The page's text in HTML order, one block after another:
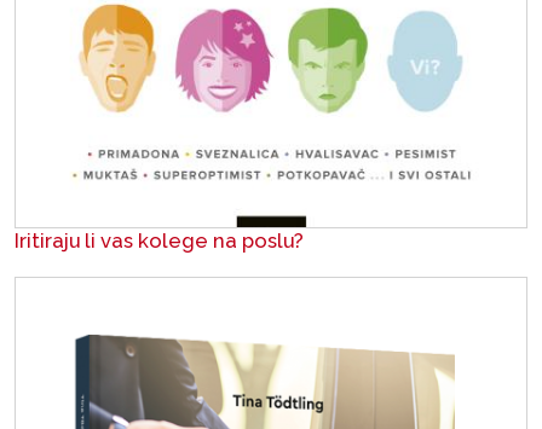
Iritiraju li vas kolege na poslu?